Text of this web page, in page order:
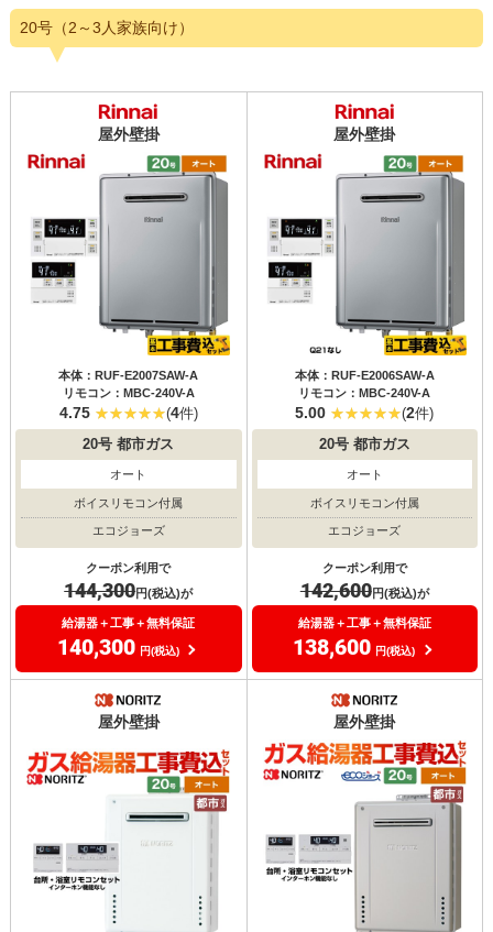
20号（2～3人家族向け）
屋外壁掛
本体：RUF-E2007SAW-A
リモコン：MBC-240V-A
4.75 (4件)
20号 都市ガス
オート
ボイスリモコン付属
エコジョーズ
クーポン利用で
144,300円(税込)が
給湯器＋工事＋無料保証
140,300 円(税込)
屋外壁掛
本体：RUF-E2006SAW-A
リモコン：MBC-240V-A
5.00 (2件)
20号都市ガス
オート
ボイスリモコン付属
エコジョーズ
クーポン利用で
142,600円(税込)が
給湯器＋工事＋無料保証
138,600 円(税込)
屋外壁掛 屋外壁掛